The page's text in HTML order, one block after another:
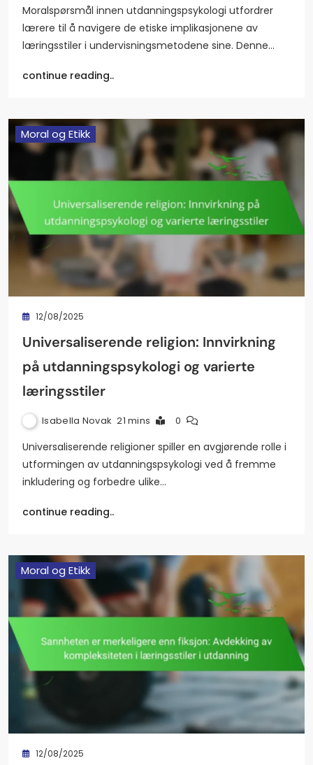
Moralspørsmål innen utdanningspsykologi utfordrer
lærere til å navigere de etiske implikasjonene av
læringsstiler i undervisningsmetodene sine. Denne…
continue reading..
Moral og Etikk
12/08/2025
Universaliserende religion: Innvirkning
på utdanningspsykologi og varierte
læringsstiler
Isabella Novak 21 mins 0
Universaliserende religioner spiller en avgjørende rolle i
utformingen av utdanningspsykologi ved å fremme
inkludering og forbedre ulike…
continue reading..
Moral og Etikk
12/08/2025